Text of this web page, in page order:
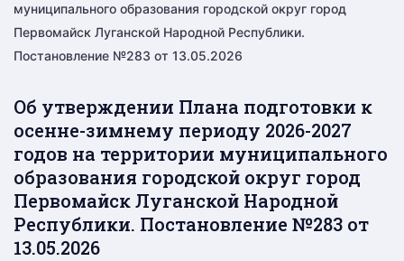
муниципального образования городской округ город
Первомайск Луганской Народной Республики.
Постановление №283 от 13.05.2026
Об утверждении Плана подготовки к
осенне-зимнему периоду 2026-2027
годов на территории муниципального
образования городской округ город
Первомайск Луганской Народной
Республики. Постановление №283 от
13.05.2026